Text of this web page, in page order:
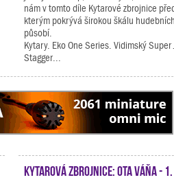
nám v tomto díle Kytarové zbrojnice
kterým pokrývá širokou škálu
působí.
Kytary. Eko One Series. Vidimský
Stagger...
Kytarová zbrojnice: Ota Váňa -